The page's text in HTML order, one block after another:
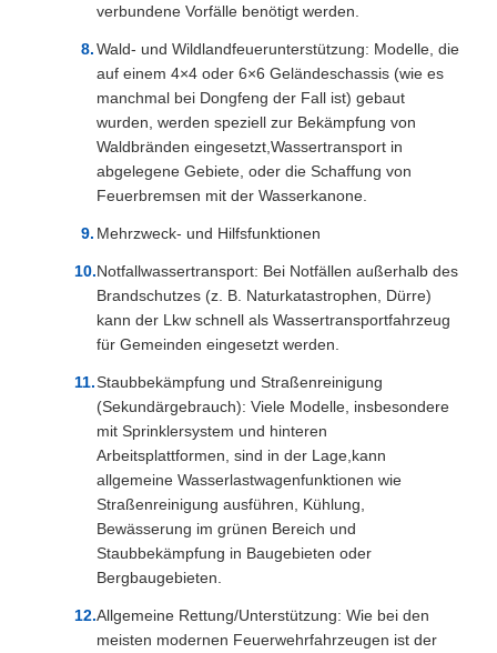
verbundene Vorfälle benötigt werden.
Wald- und Wildlandfeuerunterstützung: Modelle, die
auf einem 4×4 oder 6×6 Geländeschassis (wie es
manchmal bei Dongfeng der Fall ist) gebaut
wurden, werden speziell zur Bekämpfung von
Waldbränden eingesetzt,Wassertransport in
abgelegene Gebiete, oder die Schaffung von
Feuerbremsen mit der Wasserkanone.
Mehrzweck- und Hilfsfunktionen
Notfallwassertransport: Bei Notfällen außerhalb des
Brandschutzes (z. B. Naturkatastrophen, Dürre)
kann der Lkw schnell als Wassertransportfahrzeug
für Gemeinden eingesetzt werden.
Staubbekämpfung und Straßenreinigung
(Sekundärgebrauch): Viele Modelle, insbesondere
mit Sprinklersystem und hinteren
Arbeitsplattformen, sind in der Lage,kann
allgemeine Wasserlastwagenfunktionen wie
Straßenreinigung ausführen, Kühlung,
Bewässerung im grünen Bereich und
Staubbekämpfung in Baugebieten oder
Bergbaugebieten.
Allgemeine Rettung/Unterstützung: Wie bei den
meisten modernen Feuerwehrfahrzeugen ist der